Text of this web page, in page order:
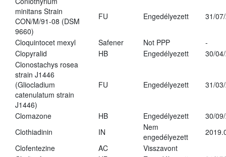
minitans Strain
CON/M/91-08 (DSM
9660)
FU Engedélyezett 31/
Cloquintocet mexyl Safener Not PPP
-
Clopyralid
HB Engedélyezett
30/
Clonostachys rosea
strain J1446
(Gliocladium
catenulatum strain
J1446)
FU Engedélyezett 31/
Clomazone HB Engedélyezett
30/
Clothiadinin
IN
Nem
engedélyezett
Clofentezine
AC
Visszavont